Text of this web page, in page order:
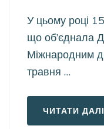
У цьому році
що об’єднала
Міжнародним
травня …
ЧИТАТИ ДАЛІ